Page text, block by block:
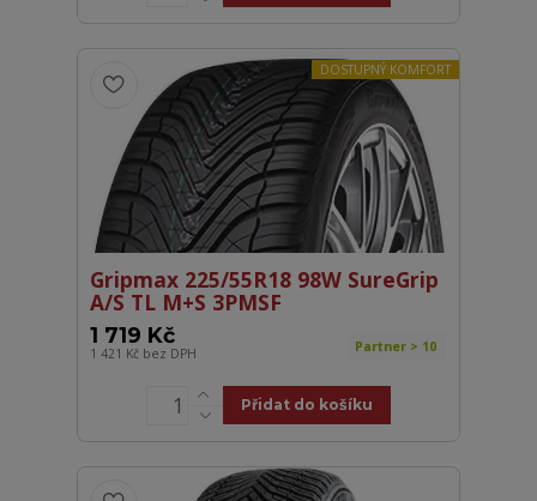
DOSTUPNÝ KOMFORT
Gripmax 225/55R18 98W SureGrip
A/S TL M+S 3PMSF
1 719 Kč
1 421 Kč bez DPH Partner > 10
Přidat do košíku